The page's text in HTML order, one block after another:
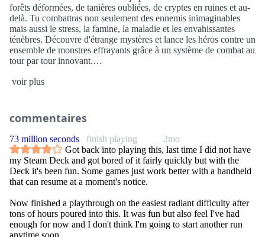
forêts déformées, de tanières oubliées, de cryptes en ruines et au-
delà. Tu combattras non seulement des ennemis inimaginables
mais aussi le stress, la famine, la maladie et les envahissantes
ténèbres. Découvre d'étrange mystères et lance les héros contre un
ensemble de monstres effrayants grâce à un système de combat au
tour par tour innovant.
- 3 modes de jeu et plus de 80 heures d'amusement
mais aussi le stress ! Gère la paranoïa, le masochisme, la peur,
l’irrationalité et tout un éventail de manies influant sur le jeu !
- Style graphique gothique frappant réalisé à la main avec un effet
plume de corbeau
- Des combats innovants au tour par tour vous font affronter une
horde de monstres diaboliques
- 16 (à ce jour !) classes de héros jouables, dont le Docteur
- Campe pour soigner tes blessures ou faire des discours exaltants.
- Envoie tes personnages épuisés et en état de choc en ville à la
taverne ou à l'abbaye pour juguler leur stress.
- CRPG classique et fonctionnalités de rogue-like dont la mort
voir plus
commentaires
2mo
73 million seconds
finish playing
Got back into playing this, last time I did not have
my Steam Deck and got bored of it fairly quickly but with the
Deck it's been fun. Some games just work better with a handheld
that can resume at a moment's notice.
Now finished a playthrough on the easiest radiant difficulty after
tons of hours poured into this. It was fun but also feel I've had
enough for now and I don't think I'm going to start another run